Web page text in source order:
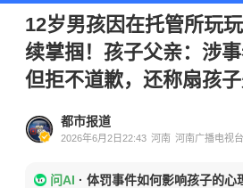
12岁男孩因在托管所玩
续掌掴！孩子父亲：涉
但拒不道歉，还称扇孩
都市报道
2026年6月2日22:43 河南 河南广播电视
问AI · 体罚事件如何影响孩子的心